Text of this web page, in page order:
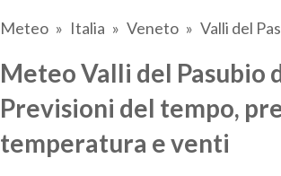
Meteo Italia Veneto Valli del
Meteo Valli del Pasubio
Previsioni del tempo,
temperatura e venti